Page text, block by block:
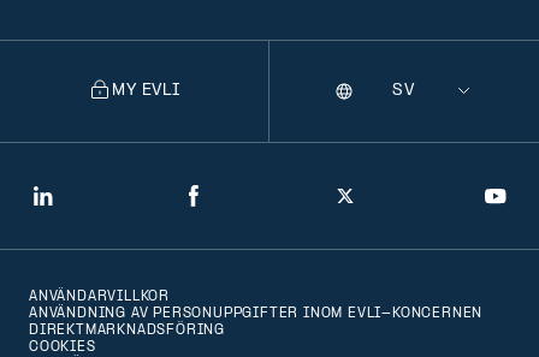
LinkedIn Facebook Twitter
MY EVLI
Selecting
that
Språk
ANVÄNDARVILLKOR
ANVÄNDNING AV PERSONUPPGIFTER INOM EVLI-KONCERNEN
DIREKTMARKNADSFÖRING
COOKIES